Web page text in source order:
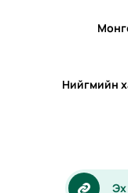
Нийгмийн